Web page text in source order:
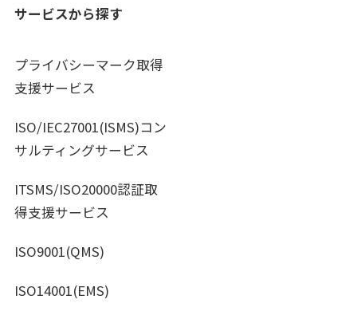
サービスから探す
プライバシーマーク取得
支援サービス
ISO/IEC27001(ISMS)コン
サルティングサービス
ITSMS/ISO20000認証取
得支援サービス
ISO9001(QMS)
ISO14001(EMS)